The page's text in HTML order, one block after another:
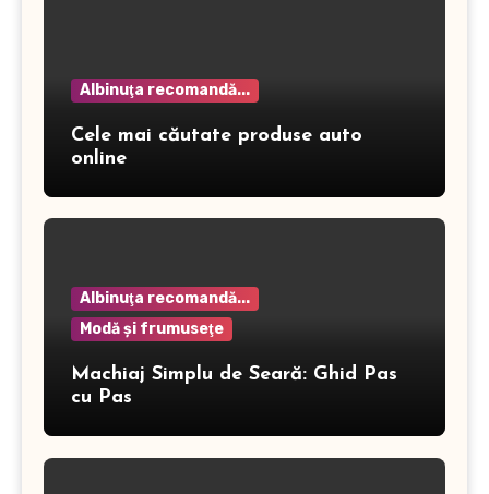
Albinuţa recomandă...
Cele mai căutate produse auto
online
Albinuţa recomandă...
Modă şi frumuseţe
Machiaj Simplu de Seară: Ghid Pas
cu Pas